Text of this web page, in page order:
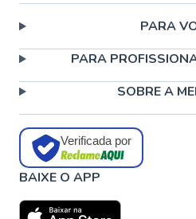
PARA
PARA
SOBRE A
Verificada por
BAIXE O APP